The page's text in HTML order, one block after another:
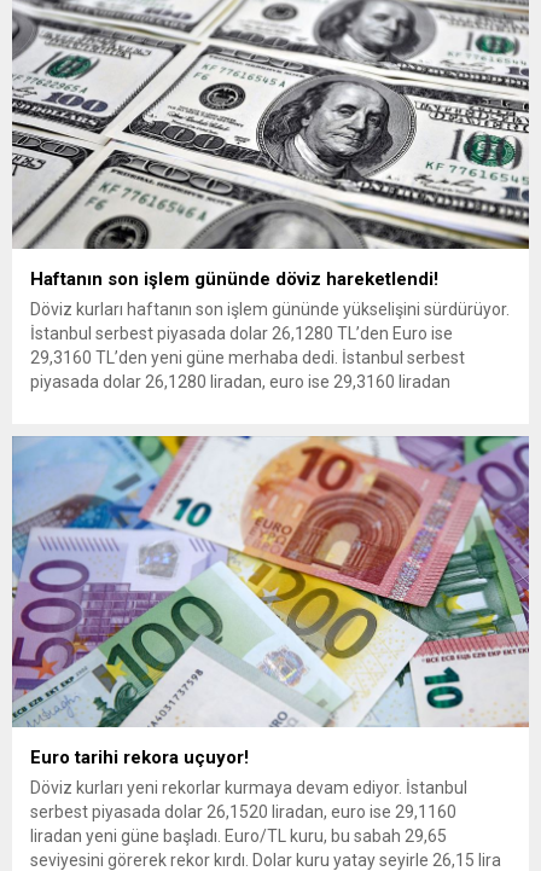
Haftanın son işlem gününde döviz hareketlendi!
Döviz kurları haftanın son işlem gününde yükselişini sürdürüyor.
İstanbul serbest piyasada dolar 26,1280 TL’den Euro ise
29,3160 TL’den yeni güne merhaba dedi. İstanbul serbest
piyasada dolar 26,1280 liradan, euro ise 29,3160 liradan
Euro tarihi rekora uçuyor!
Döviz kurları yeni rekorlar kurmaya devam ediyor. İstanbul
serbest piyasada dolar 26,1520 liradan, euro ise 29,1160
liradan yeni güne başladı. Euro/TL kuru, bu sabah 29,65
seviyesini görerek rekor kırdı. Dolar kuru yatay seyirle 26,15 lira